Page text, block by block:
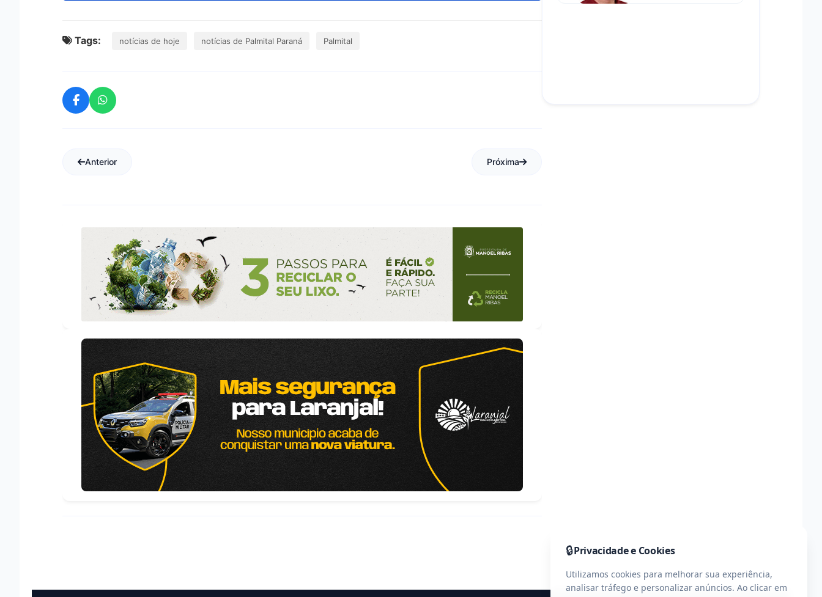
Tags: notícias de hoje notícias de Palmital Paraná Palmital
Anterior Próxima
🔒Privacidade e Cookies
Utilizamos cookies para melhorar sua experiência,
analisar tráfego e personalizar anúncios. Ao clicar em